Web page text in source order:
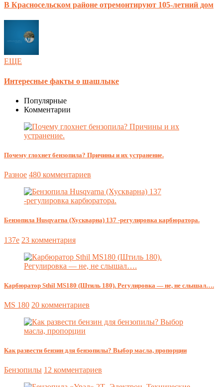
В Красносельском районе отремонтируют 105-летний дом
ЕЩЕ
Интересные факты о шашлыке
Популярные
Комментарии
Почему глохнет бензопила? Причины и их устранение.
Разное 480 комментариев
Бензопила Husqvarna (Хускварна) 137 -регулировка карбюратора.
137e 23 комментария
Карбюратор Sthil MS180 (Штиль 180). Регулировка — не, не слышал….
MS 180 20 комментариев
Как развести бензин для бензопилы? Выбор масла, пропорции
Бензопилы 12 комментариев